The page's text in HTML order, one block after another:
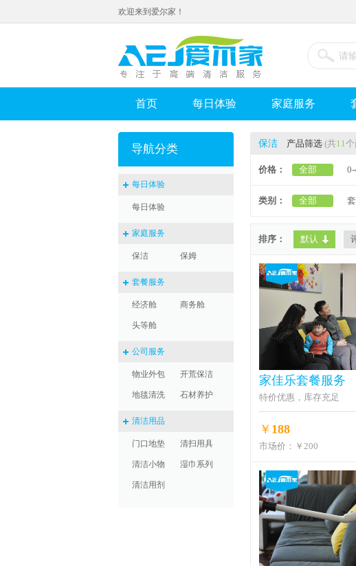
欢迎来到爱尔家！
首页 每日体验 家庭服务
导航分类
每日体验
每日体验
家庭服务
保洁 保姆
套餐服务
经济舱 商务舱
头等舱
公司服务
物业外包 开荒保洁
地毯清洗 石材养护
清洁用品
门口地垫 清扫用具
清洁小物 湿巾系列
清洁用剂
保洁 产品筛选 (共11
价格： 全部 0-
类别： 全部
排序： 默认
家佳乐套餐服务
特价优惠，库存充足
￥ 188
市场价： ￥200